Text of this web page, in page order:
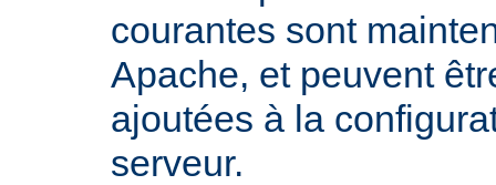
courantes sont
Apache, et peuvent
ajoutées à la
serveur.